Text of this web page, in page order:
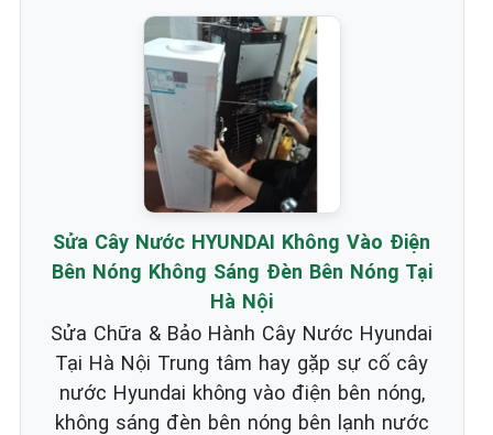
Sửa Cây Nước HYUNDAI Không Vào Điện
Bên Nóng Không Sáng Đèn Bên Nóng Tại
Hà Nội
Sửa Chữa & Bảo Hành Cây Nước Hyundai
Tại Hà Nội Trung tâm hay gặp sự cố cây
nước Hyundai không vào điện bên nóng,
không sáng đèn bên nóng bên lạnh nước